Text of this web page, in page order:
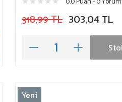
318,99 TL 303,04 TL
Yeni